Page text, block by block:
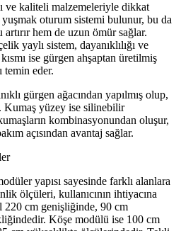
ve kaliteli malzemeleriyle dikkat
oturum sistemi bulunur, bu da
hem de uzun ömür sağlar.
yaylı sistem, dayanıklılığı ve
ise gürgen ahşaptan üretilmiş
temin eder.
gürgen ağacından yapılmış olup,
Kumaş yüzey ise silinebilir
kombinasyonundan oluşur,
açısından avantaj sağlar.
yapısı sayesinde farklı alanlara
ölçüleri, kullanıcının ihtiyacına
cm genişliğinde, 90 cm
Köşe modülü ise 100 cm